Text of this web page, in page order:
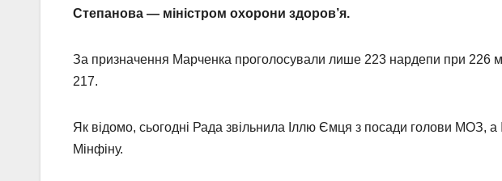
Степанова — міністром охорони здоров’я.
За призначення Марченка проголосували лише 223 нардепи при 226
217.
Як відомо, сьогодні Рада звільнила Іллю Ємця з посади голови МОЗ, а
Мінфіну.